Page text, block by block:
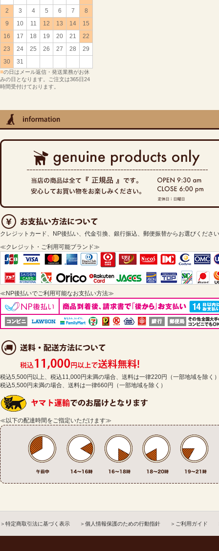
2
3 4 5 6 7
8
9
10 11 12 13 14
15
16
17 18 19 20 21
22
23
24 25 26 27 28
29
30
31
■の日はメール返信・発送業務がお休
みの日となります。ご注文は365日24
時間受付けております。
クレジットカード、NP後払い、代金引換、銀行振込、郵便振替からお選びくださ
≪クレジット・ご利用可能ブランド≫
≪NP後払いでご利用可能なお支払い方法≫
税込5,500円以上、税込11,000円未満の場合、送料は一律220円（一部地域を除く
税込5,500円未満の場合、送料は一律660円（一部地域を除く）
≪以下の配達時間をご指定いただけます≫
＞特定商取引法に基づく表示 ＞個人情報保護のための行動指針 ＞ご利用ガイド